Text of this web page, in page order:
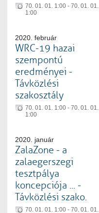
70. 01. 01. 1:00 - 70. 01. 01.
1:00
2020. február
WRC-19 hazai
szempontú
eredményei -
Távközlési
szakosztály
70. 01. 01. 1:00 - 70. 01. 01.
1:00
2020. január
ZalaZone - a
zalaegerszegi
tesztpálya
koncepciója ... -
Távközlési szako.
70. 01. 01. 1:00 - 70. 01. 01.